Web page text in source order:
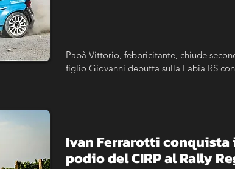
Papà Vittorio, febbricitante, chiude
figlio Giovanni debutta sulla Fabia RS
Ivan Ferrarotti
podio del CIRP al Rally